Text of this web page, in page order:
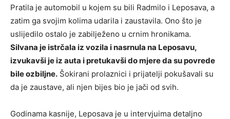
Pratila je automobil u kojem su bili Radmilo i Leposava, a
zatim ga svojim kolima udarila i zaustavila. Ono što je
uslijedilo ostalo je zabilježeno u crnim hronikama.
Silvana je istrčala iz vozila i nasrnula na Leposavu,
izvukavši je iz auta i pretukavši do mjere da su povrede
bile ozbiljne. Šokirani prolaznici i prijatelji pokušavali su
da je zaustave, ali njen bijes bio je jači od svih.
Godinama kasnije, Leposava je u intervjuima detaljno